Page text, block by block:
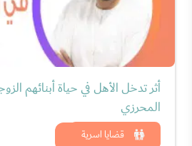
قضايا اسرية
أثر تدخل الأهل في حياة أبنائهم
المحرزي
شاهد الان